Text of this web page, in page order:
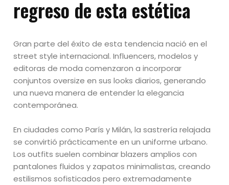
regreso de esta estética
Gran parte del éxito de esta tendencia nació en el
street style internacional. Influencers, modelos y
editoras de moda comenzaron a incorporar
conjuntos oversize en sus looks diarios, generando
una nueva manera de entender la elegancia
contemporánea.
En ciudades como París y Milán, la sastrería relajada
se convirtió prácticamente en un uniforme urbano.
Los outfits suelen combinar blazers amplios con
pantalones fluidos y zapatos minimalistas, creando
estilismos sofisticados pero extremadamente